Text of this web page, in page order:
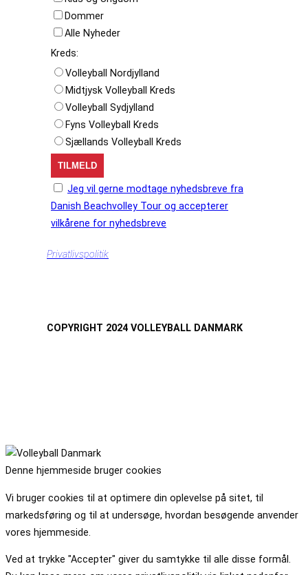
Dommer
Alle Nyheder
Kreds:
Volleyball Nordjylland
Midtjysk Volleyball Kreds
Volleyball Sydjylland
Fyns Volleyball Kreds
Sjællands Volleyball Kreds
Jeg vil gerne modtage nyhedsbreve fra
Danish Beachvolley Tour og accepterer
vilkårene for nyhedsbreve
Privatlivspolitik
COPYRIGHT 2024 VOLLEYBALL DANMARK
Denne hjemmeside bruger cookies
Vi bruger cookies til at optimere din oplevelse på sitet, til
markedsføring og til at undersøge, hvordan besøgende anvender
vores hjemmeside.
Ved at trykke "Accepter" giver du samtykke til alle disse formål.